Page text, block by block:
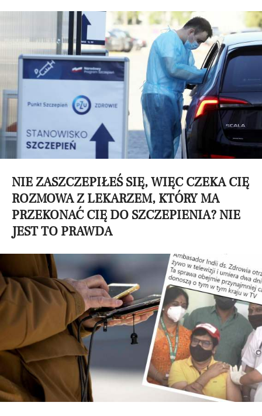
NIE ZASZCZEPIŁEŚ SIĘ, WIĘC CZEKA CIĘ
ROZMOWA Z LEKARZEM, KTÓRY MA
PRZEKONAĆ CIĘ DO SZCZEPIENIA? NIE
JEST TO PRAWDA